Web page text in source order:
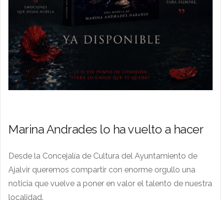
Marina Andrades lo ha vuelto a hacer
Desde la Concejalía de Cultura del Ayuntamiento de
Ajalvir queremos compartir con enorme orgullo una
noticia que vuelve a poner en valor el talento de nuestra
localidad.